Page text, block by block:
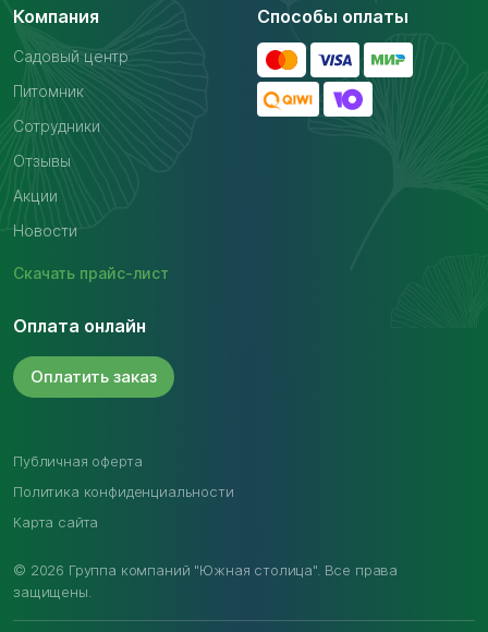
Компания
Садовый центр
Питомник
Сотрудники
Отзывы
Акции
Новости
Скачать прайс-лист
Способы оплаты
Оплата онлайн
Оплатить заказ
© 2026 Группа компаний "Южная столица". Все права
защищены.
Публичная оферта
Политика конфиденциальности
Карта сайта